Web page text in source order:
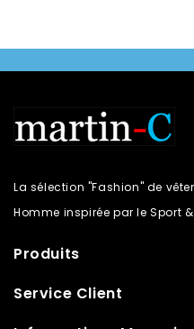
La sélection "Fashion" de
Homme inspirée par le Sport
Produits
Service Client